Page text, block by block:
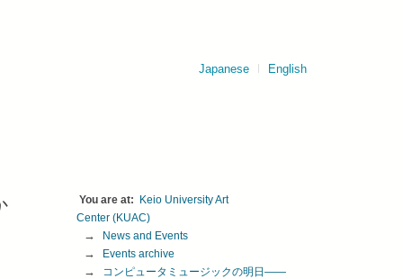
Japanese English
Keio University Art
Center (KUAC)
News and Events
Events archive
コンピュータミュージックの明日——